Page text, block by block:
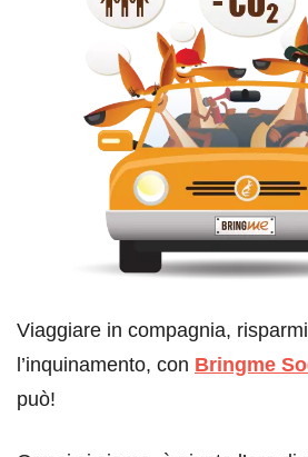
Viaggiare in compagnia,
l’inquinamento, con Bringme
può!